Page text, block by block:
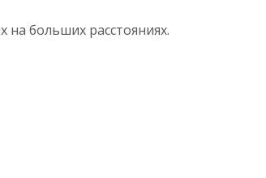
больших расстояниях.